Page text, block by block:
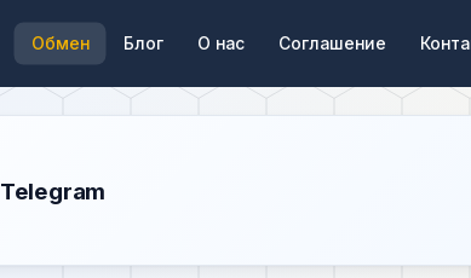
Обмен Блог О нас Соглашение